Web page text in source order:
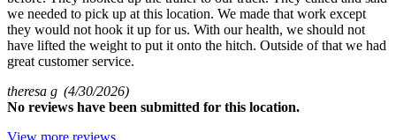
we needed to pick up at this location. We made that work except
they would not hook it up for us. With our health, we should not
have lifted the weight to put it onto the hitch. Outside of that we had
great customer service.
theresa g (4/30/2026)
No reviews have been submitted for this location.
View more reviews